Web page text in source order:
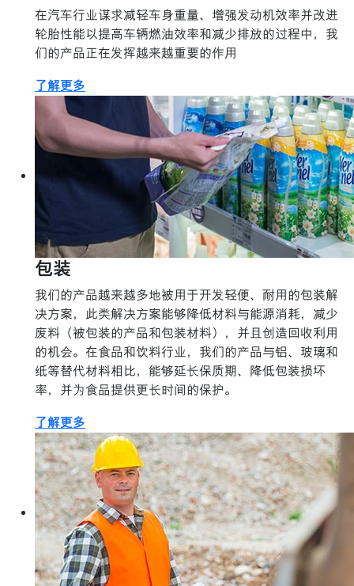
在汽车行业谋求减轻车身重量、增强发动机效率并改进
轮胎性能以提高车辆燃油效率和减少排放的过程中，我
们的产品正在发挥越来越重要的作用
了解更多
包装
我们的产品越来越多地被用于开发轻便、耐用的包装解
决方案，此类解决方案能够降低材料与能源消耗，减少
废料（被包装的产品和包装材料），并且创造回收利用
的机会。在食品和饮料行业，我们的产品与铝、玻璃和
纸等替代材料相比，能够延长保质期、降低包装损坏
率，并为食品提供更长时间的保护。
了解更多